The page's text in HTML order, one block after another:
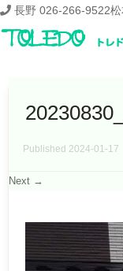
長野 026-266-9522
Published 2024-01-17
Next →